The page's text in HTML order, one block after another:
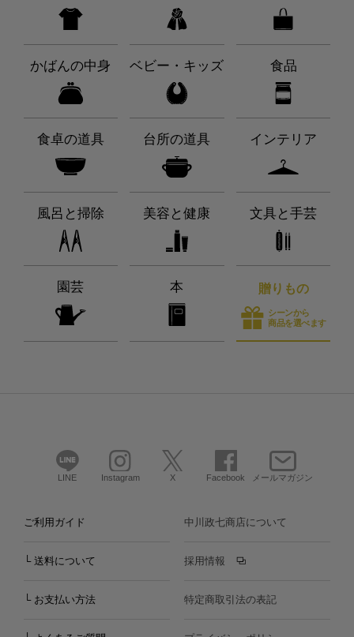
かばんの中身 ベビー・キッズ 食品
食卓の道具 台所の道具 インテリア
風呂と掃除 美容と健康 文具と手芸
園芸 本 贈りもの
シーンから
商品を選べます
LINE Instagram X Facebook メールマガジン
ご利用ガイド
└ 送料について
└ お支払い方法
中川政七商店について
採用情報
特定商取引法の表記